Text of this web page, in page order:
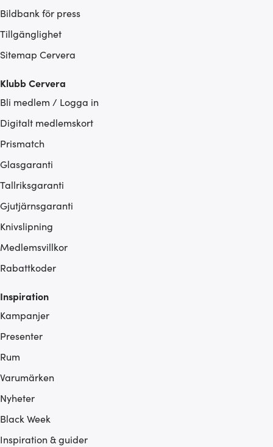
Bildbank för press
Tillgänglighet
Sitemap Cervera
Klubb Cervera
Bli medlem / Logga in
Digitalt medlemskort
Prismatch
Glasgaranti
Tallriksgaranti
Gjutjärnsgaranti
Knivslipning
Medlemsvillkor
Rabattkoder
Inspiration
Kampanjer
Presenter
Rum
Varumärken
Nyheter
Black Week
Inspiration & guider